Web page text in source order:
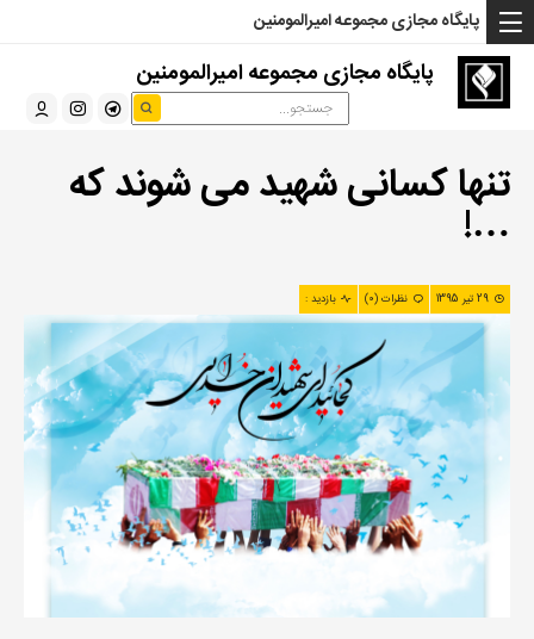
... Read more »" />
... Read more »" />... Read more »" />
پایگاه مجازی مجموعه امیرالمومنین
پایگاه مجازی مجموعه امیرالمومنین
تنها کسانی شهید می شوند که
…!
29 تیر 1395 نظرات (0) بازدید :